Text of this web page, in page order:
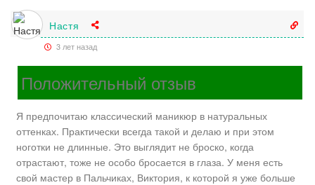
Настя
3 лет назад
Положительный отзыв
Я предпочитаю классический маникюр в натуральных
оттенках. Практически всегда такой и делаю и при этом
ноготки не длинные. Это выглядит не броско, когда
отрастают, тоже не особо бросается в глаза. У меня есть
свой мастер в Пальчиках, Виктория, к которой я уже больше